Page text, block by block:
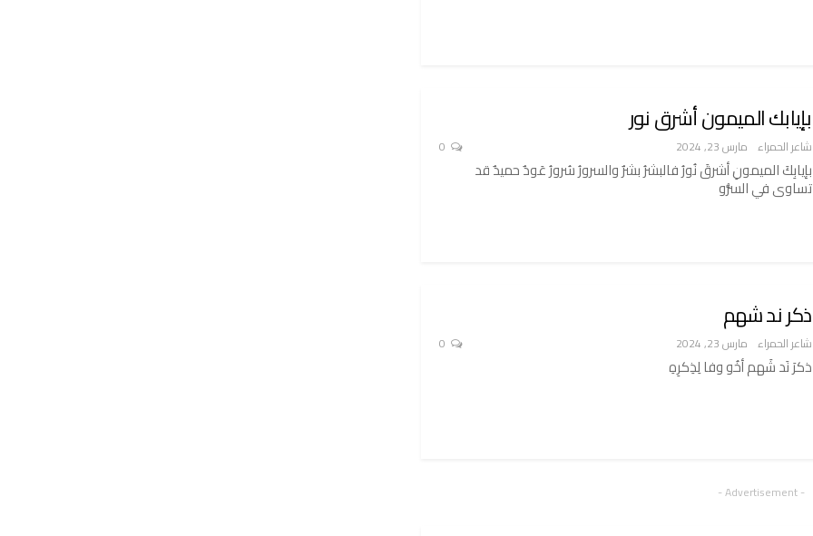
بإيابك الميمون أشرق نور
شاعر الحمراء مارس 23, 2024
بإيابِكَ الميمونِ أشرقَ نُورُ فالبشرُ بشرٌ والسرورُ سُرورُ عَودٌ حميدٌ قد
تساوى في السُّرو
ذكر ند شهم
شاعر الحمراء مارس 23, 2024
ذكرَ نَد شَهم أخُو وفا لِذِكرِهِ
- Advertisement -